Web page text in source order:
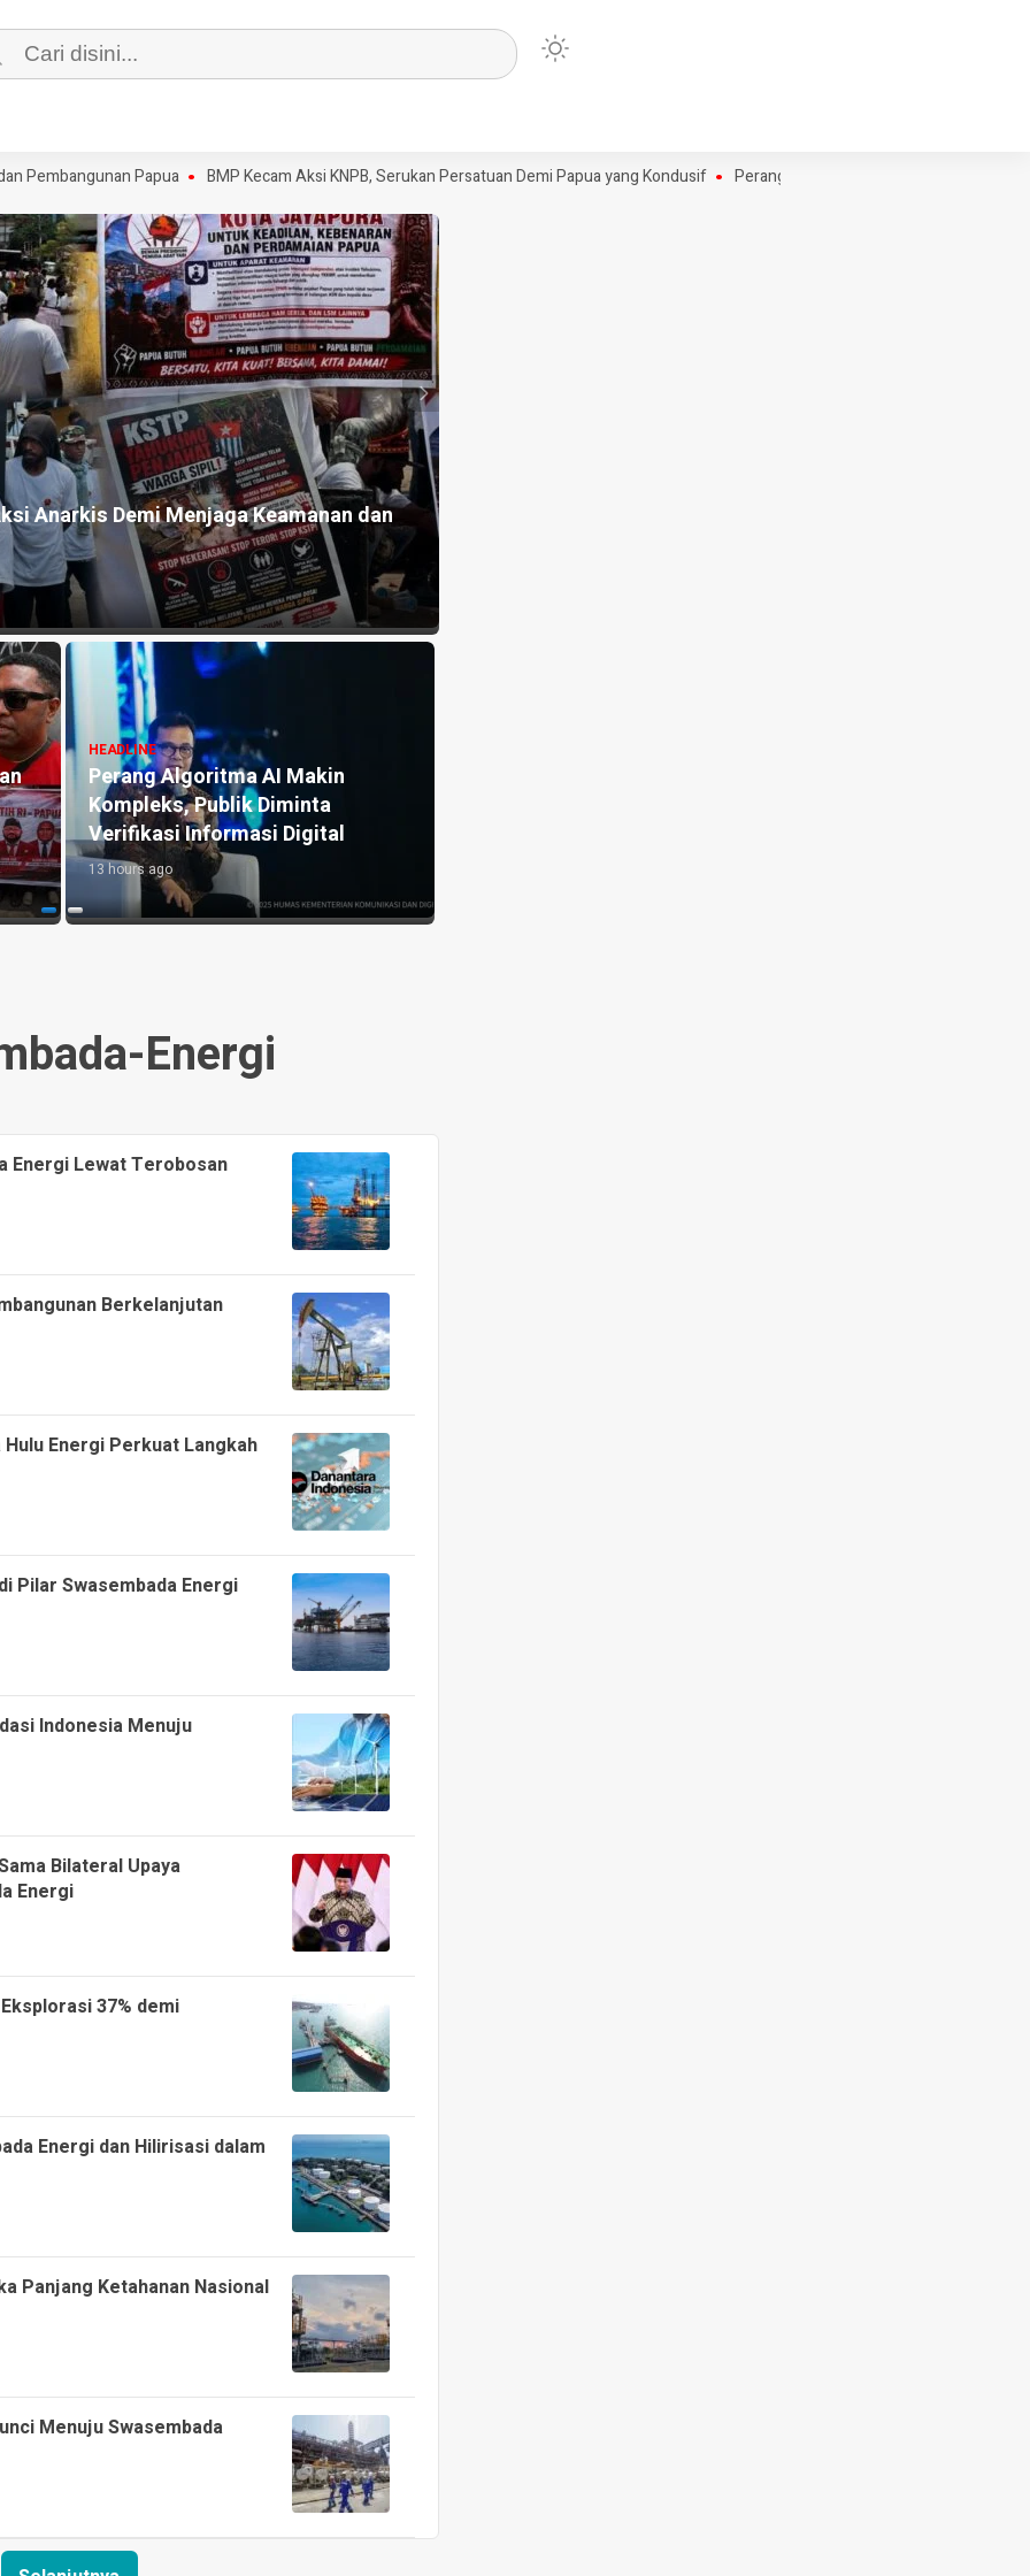
Papua BMP Kecam Aksi KNPB, Serukan Persatuan Demi Papua yang Kondusif Perang Algoritma AI Makin Kompleks, Publik
Anarkis Demi Menjaga Keamanan dan
HEADLINE
Perang Algoritma AI Makin
Kompleks, Publik Diminta
Verifikasi Informasi Digital
13 hours ago
Energi
Energi Lewat Terobosan
Berkelanjutan
Energi Perkuat Langkah
Pilar Swasembada Energi
Indonesia Menuju
Bilateral Upaya
Energi
37% demi
Energi dan Hilirisasi dalam
Panjang Ketahanan Nasional
Menuju Swasembada